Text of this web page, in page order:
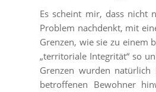
Es scheint mir, dass nicht
Problem nachdenkt, mit
Grenzen, wie sie zu einem
„territoriale Integrität“ so
Grenzen wurden
betroffenen Bewohner